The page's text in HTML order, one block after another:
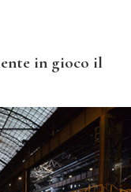
in gioco il